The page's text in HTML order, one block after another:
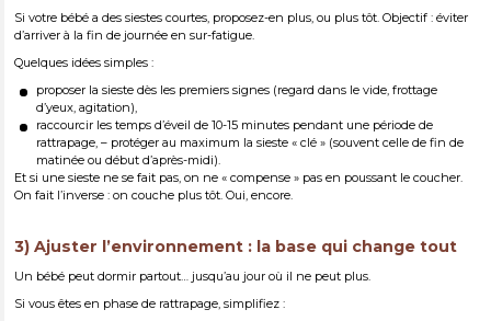
Si votre bébé a des siestes courtes, proposez-en plus, ou plus tôt. Objectif : éviter
d’arriver à la fin de journée en sur-fatigue.
Quelques idées simples :
proposer la sieste dès les premiers signes (regard dans le vide, frottage
d’yeux, agitation),
raccourcir les temps d’éveil de 10-15 minutes pendant une période de
rattrapage, – protéger au maximum la sieste « clé » (souvent celle de fin de
matinée ou début d’après-midi).
Et si une sieste ne se fait pas, on ne « compense » pas en poussant le coucher.
On fait l’inverse : on couche plus tôt. Oui, encore.
3) Ajuster l’environnement : la base qui change tout
Un bébé peut dormir partout… jusqu’au jour où il ne peut plus.
Si vous êtes en phase de rattrapage, simplifiez :